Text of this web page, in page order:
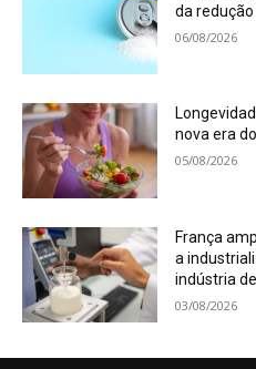
da
06/08/2026
nova era
05/08/2026
França
a
indústria
03/08/2026